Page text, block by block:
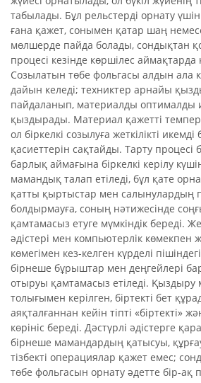
табылады. Бұл рельстерді орнату үшін
ғана қажет, сонымен қатар шаң
мөлшерде пайда болады, сондықтан
процесі кезінде көршілес аймақтарда
Созылатын төбе фольгасы алдын ала
дайын келеді; техниктер арнайы
пайдаланып, материалды оптималды
қыздырады. Материал қажетті
ол біркелкі созылуға жеткілікті
қасиеттерін сақтайды. Тарту процесі
барлық аймағына біркелкі керілу
мамандық талап етіледі, бұл қате
қатты қыртыстар мен салынулардың
болдырмауға, соның нәтижесінде
қамтамасыз етуге мүмкіндік береді.
әдістері мен компьютерлік көмекпен
көмегімен кез-келген күрделі
бірнеше бұрыштар мен деңгейлері бар
отыруы қамтамасыз етіледі. Қыздыру
толығымен керілген, біртекті бет
аяқталғаннан кейін тіпті «біртекті»
көрініс береді. Дәстүрлі әдістерге
бірнеше мамандардың қатысуы,
тізбекті операциялар қажет емес;
төбе фольгасын орнату әдетте бір-ақ